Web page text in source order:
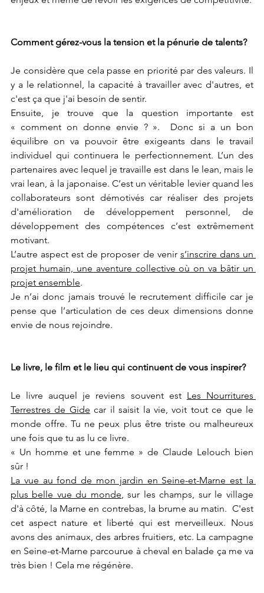
Comment gérez-vous la tension et la pénurie de talents?
Je considère que cela passe en priorité par des valeurs. Il
y a le relationnel, la capacité à travailler avec d'autres, et
c'est ça que j'ai besoin de sentir.
Ensuite, je trouve que la question importante est
« comment on donne envie ? ».  Donc si a un bon
équilibre on va pouvoir être exigeants dans le travail
individuel qui continuera le perfectionnement. L’un des
partenaires avec lequel je travaille est dans le lean, mais le
vrai lean, à la japonaise. C’est un véritable levier quand les
collaborateurs sont démotivés car réaliser des projets
d'amélioration de développement personnel, de
développement des compétences c’est extrêmement
motivant.
L’autre aspect est de proposer de venir s’inscrire dans un
projet humain, une aventure collective où on va bâtir un
projet ensemble.
Je n’ai donc jamais trouvé le recrutement difficile car je
pense que l’articulation de ces deux dimensions donne
envie de nous rejoindre.
Le livre, le film et le lieu qui continuent de vous inspirer?
Le livre auquel je reviens souvent est Les Nourritures
Terrestres de Gide car il saisit la vie, voit tout ce que le
monde offre. Tu ne peux plus être triste ou malheureux
une fois que tu as lu ce livre.
« Un homme et une femme » de Claude Lelouch bien
sûr !
La vue au fond de mon jardin en Seine-et-Marne est la
plus belle vue du monde , sur les champs, sur le village
d'à côté, la Marne en contrebas, la brume au matin.  C'est
cet aspect nature et liberté qui est merveilleux. Nous
avons des animaux, des arbres fruitiers, etc. La campagne
en Seine-et-Marne parcourue à cheval en balade ça me va
très bien ! Cela me régénère.